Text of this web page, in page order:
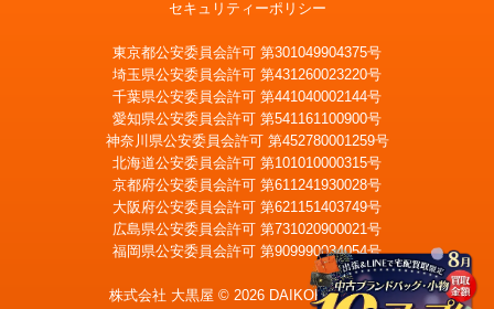
LINE査定 メール査定
セキュリティーポリシー
東京都公安委員会許可 第301049904375号
埼玉県公安委員会許可 第431260023220号
千葉県公安委員会許可 第441040002144号
愛知県公安委員会許可 第541161100900号
神奈川県公安委員会許可 第452780001259号
北海道公安委員会許可 第101010000315号
京都府公安委員会許可 第611241930028号
大阪府公安委員会許可 第621151403749号
広島県公安委員会許可 第731020900021号
福岡県公安委員会許可 第909990034054号
株式会社 大黒屋 © 2026 DAIKOKUYA, Inc.